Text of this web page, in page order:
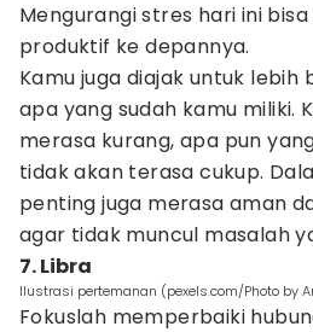
Mengurangi stres hari ini
produktif ke depannya.
Kamu juga diajak untuk lebih
apa yang sudah kamu miliki.
merasa kurang, apa pun
tidak akan terasa cukup.
penting juga merasa aman
agar tidak muncul masalah
7. Libra
Ilustrasi pertemanan (pexels.com/Photo by
Fokuslah memperbaiki